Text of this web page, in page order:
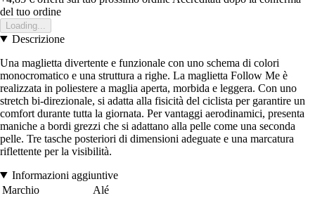
del tuo ordine
Loading...
Descrizione
Una maglietta divertente e funzionale con uno schema di colori
monocromatico e una struttura a righe. La maglietta Follow Me è
realizzata in poliestere a maglia aperta, morbida e leggera. Con uno
stretch bi-direzionale, si adatta alla fisicità del ciclista per garantire un
comfort durante tutta la giornata. Per vantaggi aerodinamici, presenta
maniche a bordi grezzi che si adattano alla pelle come una seconda
pelle. Tre tasche posteriori di dimensioni adeguate e una marcatura
riflettente per la visibilità.
Informazioni aggiuntive
Marchio
Alé